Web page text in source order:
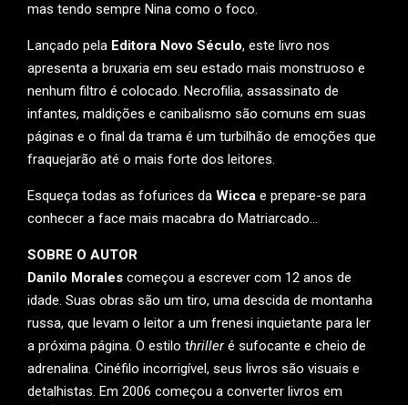
mas tendo sempre Nina como o foco.
Lançado pela Editora Novo Século, este livro nos
apresenta a bruxaria em seu estado mais monstruoso e
nenhum filtro é colocado. Necrofilia, assassinato de
infantes, maldições e canibalismo são comuns em suas
páginas e o final da trama é um turbilhão de emoções que
fraquejarão até o mais forte dos leitores.
Esqueça todas as fofurices da Wicca e prepare-se para
conhecer a face mais macabra do Matriarcado…
SOBRE O AUTOR
Danilo Morales começou a escrever com 12 anos de
idade. Suas obras são um tiro, uma descida de montanha
russa, que levam o leitor a um frenesi inquietante para ler
a próxima página. O estilo thrilleré sufocante e cheio de
adrenalina. Cinéfilo incorrigível, seus livros são visuais e
detalhistas. Em 2006 começou a converter livros em